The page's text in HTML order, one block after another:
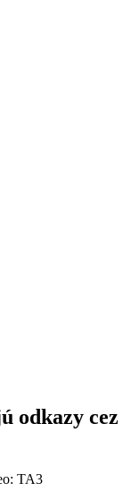
odkazy cez
TA3